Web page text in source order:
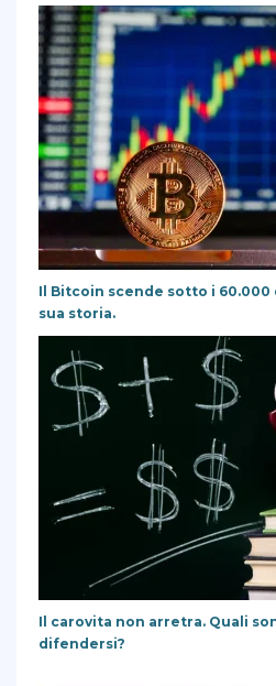
Il Bitcoin scende sotto i
sua storia.
Il carovita non arretra. Quali
difendersi?